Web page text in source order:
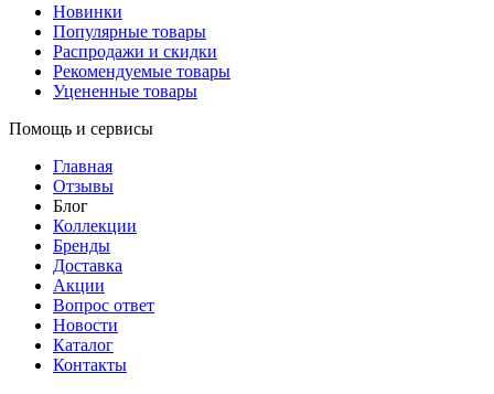
Новинки
Популярные товары
Распродажи и скидки
Рекомендуемые товары
Уцененные товары
Помощь и сервисы
Главная
Отзывы
Блог
Коллекции
Бренды
Доставка
Акции
Вопрос ответ
Новости
Каталог
Контакты